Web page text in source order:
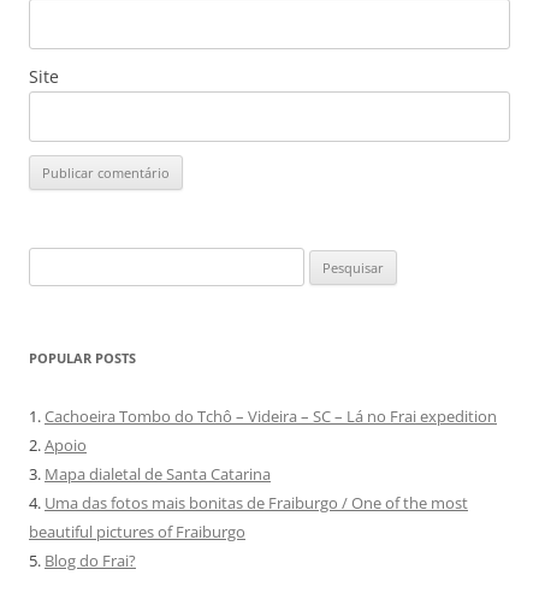
Site
por:
POPULAR POSTS
1.Cachoeira Tombo do Tchô – Videira – SC – Lá no Frai expedition
2.Apoio
3. Mapa dialetal de Santa Catarina
4. Uma das fotos mais bonitas de Fraiburgo / One of the most
beautiful pictures of Fraiburgo
5. Blog do Frai?